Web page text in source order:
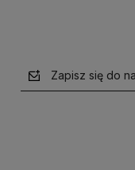
Zapisz się do